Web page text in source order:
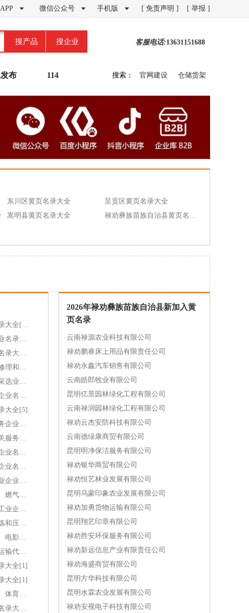
APP  微信公众号  手机版  [ 免责声明 ] [ 举报 ]
搜产品 搜企业 客服电话:13631151688
布 114 搜索： 官网建设 仓储货架
东川区黄页名录大全
呈贡区黄页名录大全
嵩明县黄页名录大全
大全[5]
大全[1]
大全[1]
2026年禄劝彝族苗族自治县新加入黄
页名录
云南禄源农业科技有限公司
禄劝鹏睿床上用品有限责任公司
禄劝永鑫汽车销售有限公司
云南皓郎牧业有限公司
昆明亿景园林绿化工程有限公司
云南禄润园林绿化工程有限公司
禄劝云杰安防科技有限公司
云南德绿康商贸有限公司
昆明明净保洁服务有限公司
禄劝银华商贸有限公司
禄劝恒艺林业发展有限公司
昆明乌蒙印象农业发展有限公司
禄劝加勇货物运输有限公司
昆明翔艺印章有限公司
禄劝胜安环保服务有限公司
禄劝新远信息产业有限责任公司
禄劝海盛商贸有限公司
昆明方华科技有限公司
昆明水霖农业发展有限公司
禄劝安视电子科技有限公司